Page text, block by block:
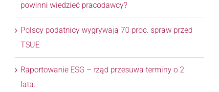
powinni wiedzieć pracodawcy?
Polscy podatnicy wygrywają 70 proc. spraw przed
TSUE
Raportowanie ESG – rząd przesuwa terminy o 2
lata.